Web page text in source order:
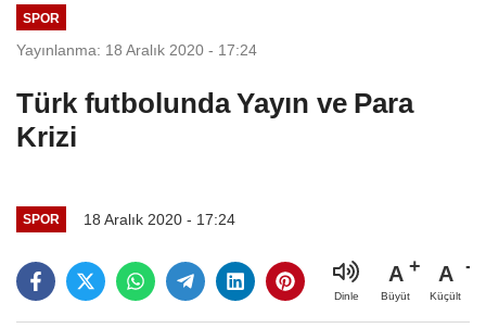
SPOR
Yayınlanma: 18 Aralık 2020 - 17:24
Türk futbolunda Yayın ve Para
Krizi
SPOR 18 Aralık 2020 - 17:24
Dinle
A
Büyüt
A
Küçült